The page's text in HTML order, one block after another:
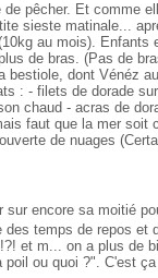
pêcher. Et comme
sieste matinale...
au mois).
de bras. (Pas de
bestiole, dont Vénéz
: - filets de dorade
chaud - acras de
faut que la mer soit
de nuages
encore sa moitié
temps de repos et
et m... on a plus de
ou quoi ?". C'est